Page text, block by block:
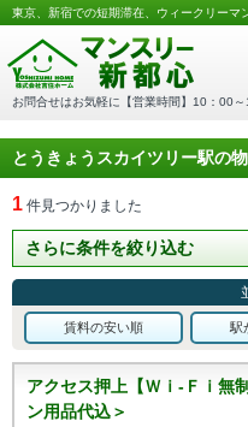
お問合せはお気軽に【営業時間】10：00
とうきょうスカイツリー駅の
1 件見つかりました
さらに条件を絞り込む
賃料の安い順 駅
アクセス押上【Ｗｉ-Ｆｉ無
ン用品代込＞